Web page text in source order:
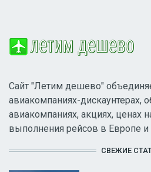
Сайт "Летим дешево"
авиакомпаниях-дискаунтерах,
авиакомпаниях, акциях, ценах
выполнения рейсов в Европе и
СВЕЖИЕ